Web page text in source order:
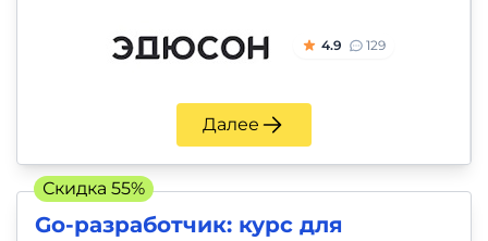
4.9 129
Далее
Go-разработчик: курс для
Скидка 55%
фитнес
саморазвитие
Прочее